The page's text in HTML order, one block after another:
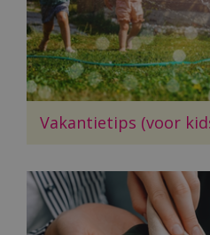
Vakantietips (voor